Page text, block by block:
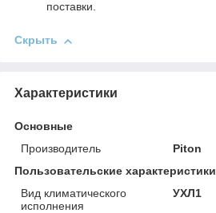
поставки.
Скрыть
Характеристики
Основные
Производитель
Piton
Пользовательские характеристики
Вид климатического
исполнения
УХЛ1